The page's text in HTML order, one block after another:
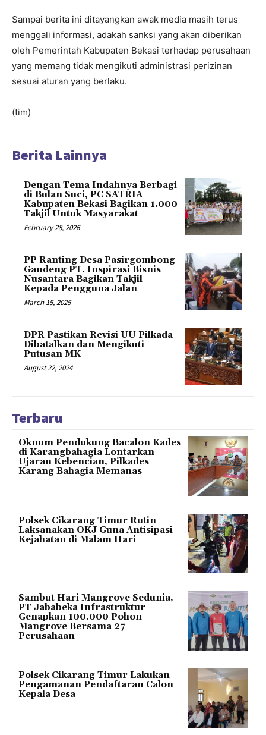
Sampai berita ini ditayangkan awak media masih terus
menggali informasi, adakah sanksi yang akan diberikan
oleh Pemerintah Kabupaten Bekasi terhadap perusahaan
yang memang tidak mengikuti administrasi perizinan
sesuai aturan yang berlaku.
(tim)
Berita Lainnya
Dengan Tema Indahnya Berbagi
di Bulan Suci, PC SATRIA
Kabupaten Bekasi Bagikan 1.000
Takjil Untuk Masyarakat
February 28, 2026
PP Ranting Desa Pasirgombong
Gandeng PT. Inspirasi Bisnis
Nusantara Bagikan Takjil
Kepada Pengguna Jalan
March 15, 2025
DPR Pastikan Revisi UU Pilkada
Dibatalkan dan Mengikuti
Putusan MK
August 22, 2024
Terbaru
Oknum Pendukung Bacalon Kades
di Karangbahagia Lontarkan
Ujaran Kebencian, Pilkades
Karang Bahagia Memanas
Polsek Cikarang Timur Rutin
Laksanakan OKJ Guna Antisipasi
Kejahatan di Malam Hari
Sambut Hari Mangrove Sedunia,
PT Jababeka Infrastruktur
Genapkan 100.000 Pohon
Mangrove Bersama 27
Perusahaan
Polsek Cikarang Timur Lakukan
Pengamanan Pendaftaran Calon
Kepala Desa